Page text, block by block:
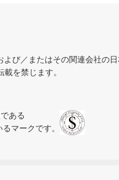
び／またはその関連会社の
を禁じます。
ある
マークです。